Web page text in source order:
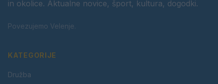
in okolice. Aktualne novice, šport, kultura, dogodki.
Povezujemo Velenje.
KATEGORIJE
Družba